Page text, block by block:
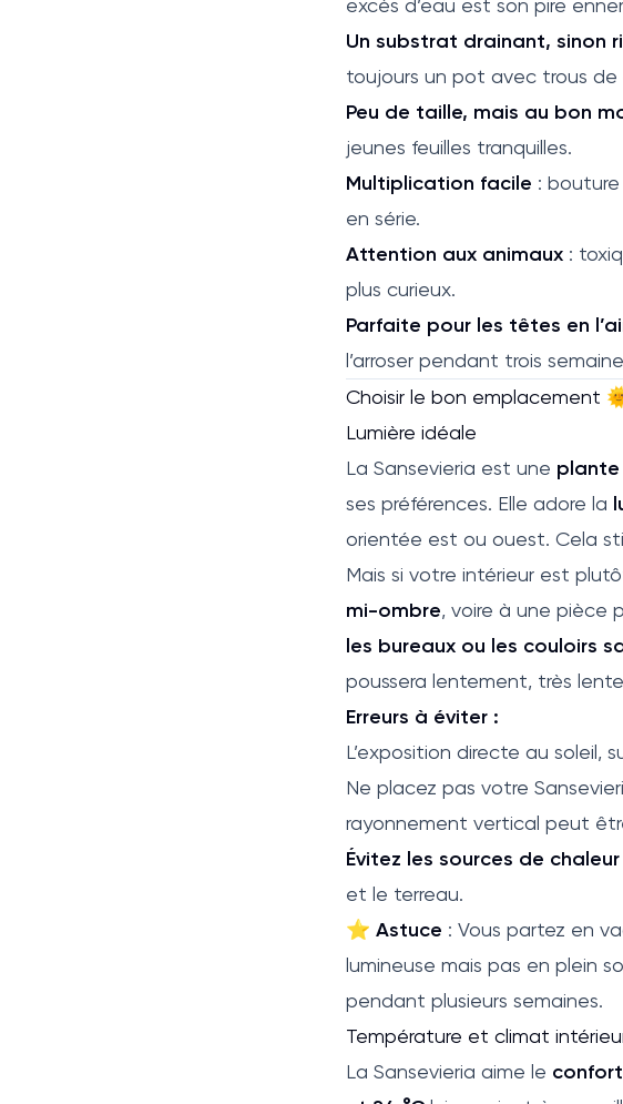
Un substrat drainant, sinon
toujours un pot avec trous de
Peu de taille, mais au bon
jeunes feuilles tranquilles.
Multiplication facile : bouture
en série.
Attention aux animaux :
plus curieux.
Parfaite pour les têtes en
l’arroser pendant trois
Choisir le bon emplacement
Lumière idéale
La Sansevieria est une
ses préférences. Elle adore la
orientée est ou ouest. Cela
Mais si votre intérieur est
mi-ombre, voire à une pièce
les bureaux ou les couloirs
poussera lentement, très
Erreurs à éviter :
L’exposition directe au soleil,
Ne placez pas votre
rayonnement vertical peut
Évitez les sources de
et le terreau.
⭐ Astuce : Vous partez en
lumineuse mais pas en plein
pendant plusieurs semaines.
Température et climat
La Sansevieria aime le